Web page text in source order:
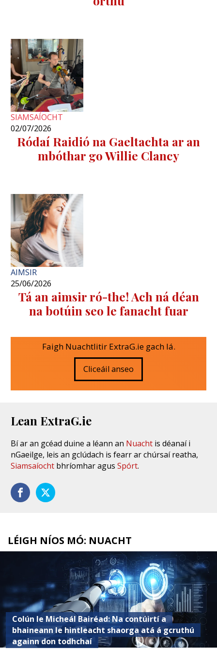
SIAMSAÍOCHT
02/07/2026
Ródaí Raidió na Gaeltachta ar an
mbóthar go Willie Clancy
AIMSIR
25/06/2026
Tá an aimsir ró-the! Ach ná déan
na botúin seo le fanacht fuar
Faigh Nuachtlitir ExtraG.ie gach lá.
Cliceáil anseo
Lean ExtraG.ie
Bí ar an gcéad duine a léann an Nuacht is déanaí i
nGaeilge, leis an gclúdach is fearr ar chúrsaí reatha,
Siamsaíocht bhríomhar agusSpórt.
LÉIGH NÍOS MÓ: NUACHT
Colún le Micheál Bairéad: Na contúirtí a
bhaineann le hintleacht shaorga atá á gcruthú
againn don todhchaí